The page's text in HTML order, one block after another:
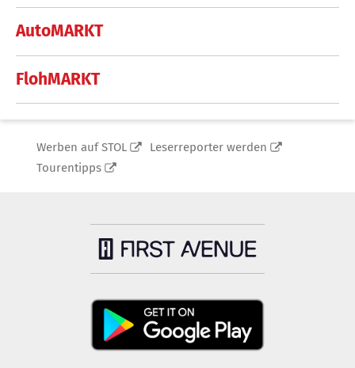
AutoMARKT
FlohMARKT
Werben auf STOL
Leserreporter werden
Tourentipps